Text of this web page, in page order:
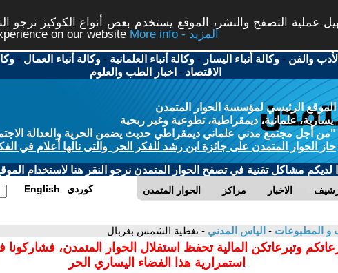
عملية التصفح والنشر، الموقع يستخدم بعض أنواع الكوكيز نرجو
on our website
More info - المزيد
والفن -وكالة أنباء اليسار -وكالة أنباء العلمانية -وكالة أنباء العمال -
الاقتصاد - اخبار الطب والعلوم
الموقع الرئيسي لمؤسسة الحوار المتمدن
يسارية، علمانية، ديمقراطية، تطوعية وغير ربحية
"من أجل مجتمع مدني علماني ديمقراطي حديث يضمن الحرية والعدالة
حاز الحوار المتمدن على جائزة ابن رشد للفكر الحر والتى نالها أعلام في
لديكم مشاكل تقنية في تصفح الحوار المتمدن نرجو النقر هنا لاستخدام
الحوار المتمدن مراكز الاخبار English كوردي
و المطبوعات - الياس المدني - تغطية الشمس بغربال
وتبرعاتكن المالية تحفظ استقلال الحوار المتمدن،
استمرارية هذا الفضاء اليساري الحر